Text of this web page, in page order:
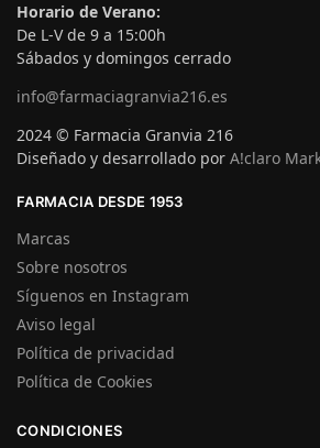
Horario de Verano:
De L-V de 9 a 15:00h
Sábados y domingos cerrado
info@farmaciagranvia216.es
2024 © Farmacia Granvia 216
Diseñado y desarrollado por A!claro
FARMACIA DESDE 1953
Marcas
Sobre nosotros
Síguenos en Instagram
Aviso legal
Política de privacidad
Política de Cookies
CONDICIONES